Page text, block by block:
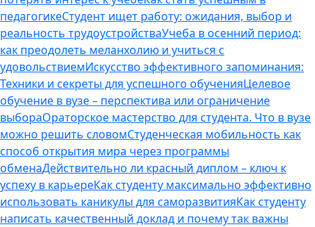
педагогикеСтудент ищет работу: ожидания, выбор и
реальность трудоустройстваУчеба в осенний период:
как преодолеть меланхолию и учиться с
удовольствиемИскусство эффективного запоминания:
Техники и секреты для успешного обученияЦелевое
обучение в вузе – перспектива или ограничение
выбораОраторское мастерство для студента. Что в вузе
можно решить словомСтуденческая мобильность как
способ открытия мира через программы
обменаДействительно ли красный диплом – ключ к
успеху в карьереКак студенту максимально эффективно
использовать каникулы для саморазвитияКак студенту
написать качественный доклад и почему так важны